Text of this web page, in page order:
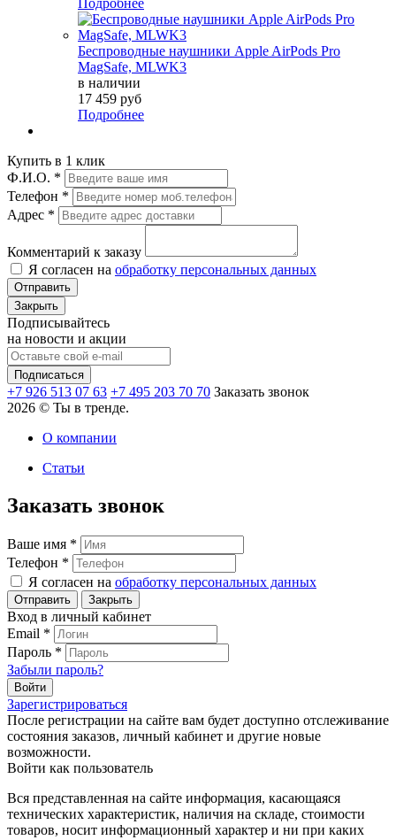
Беспроводные наушники Apple AirPods Pro
MagSafe, MLWK3
в наличии
17 459 руб
Подробнее
Купить в 1 клик
Ф.И.О. *
Телефон *
Адрес *
Комментарий к заказу
Я согласен на обработку персональных данных
Отправить
Закрыть
Подписывайтесь
на новости и акции
+7 926 513 07 63 +7 495 203 70 70 Заказать звонок
2026 © Ты в тренде.
О компании
Статьи
Заказать звонок
Ваше имя *
Телефон *
Я согласен на обработку персональных данных
Закрыть
Вход в личный кабинет
Email *
Пароль *
Забыли пароль?
Зарегистрироваться
После регистрации на сайте вам будет доступно отслеживание
состояния заказов, личный кабинет и другие новые
возможности.
Войти как пользователь
Вся представленная на сайте информация, касающаяся
технических характеристик, наличия на складе, стоимости
товаров, носит информационный характер и ни при каких